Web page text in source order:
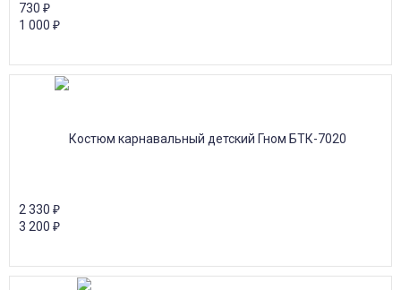
730 ₽
1 000 ₽
2 330 ₽
3 200 ₽